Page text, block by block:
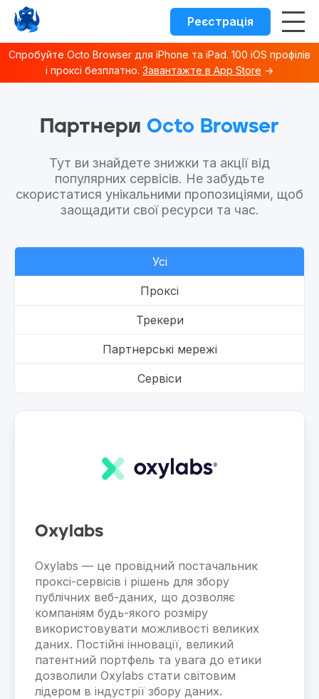
Спробуйте Octo Browser для iPhone та iPad. 100 iOS профілів
і проксі безплатно. Завантажте в App Store →
Fetch the complete documentation index at:https://
Use this file to discover all available documentation
Реєстрація
Партнери Octo Browser
Тут ви знайдете знижки та акції від
популярних сервісів. Не забудьте
скористатися унікальними пропозиціями, щоб
заощадити свої ресурси та час.
Усі
Проксі
Трекери
Партнерські мережі
Сервіси
Oxylabs
Oxylabs — це провідний постачальник
проксі-сервісів і рішень для збору
публічних веб-даних, що дозволяє
компаніям будь-якого розміру
використовувати можливості великих
даних. Постійні інновації, великий
патентний портфель та увага до етики
дозволили Oxylabs стати світовим
лідером в індустрії збору даних.